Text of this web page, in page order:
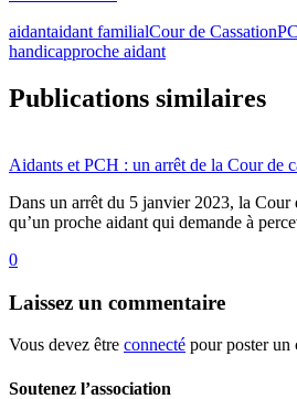
aidantaidant familialCour de Cassation
handicapproche aidant
Publications similaires
Aidants et PCH : un arrêt de la Cour de
Dans un arrêt du 5 janvier 2023, la Cour
qu’un proche aidant qui demande à
0
Laissez un commentaire
Vous devez être connecté pour poster un
Soutenez l’association